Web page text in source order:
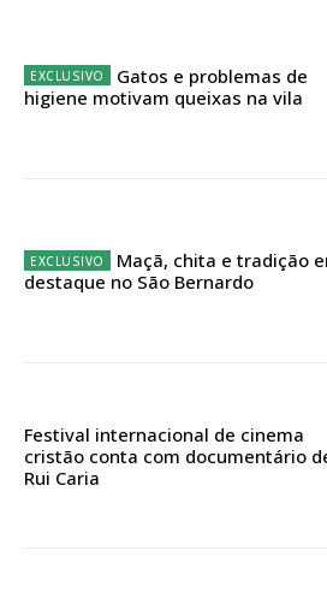
Acesso aos conteúdos
assinantes
Ofertas para assinatura anual
12
Acesso aos conteúdos
Gatos e problemas de
higiene motivam queixas na vila
Maçã, chita e tradição
destaque no São Bernardo
Festival internacional de cinema
cristão conta com documentário
Rui Caria